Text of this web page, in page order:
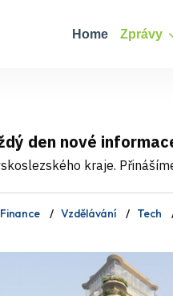
Home Zprávy
den nové
kraje.
Finance Vzdělávání Tech